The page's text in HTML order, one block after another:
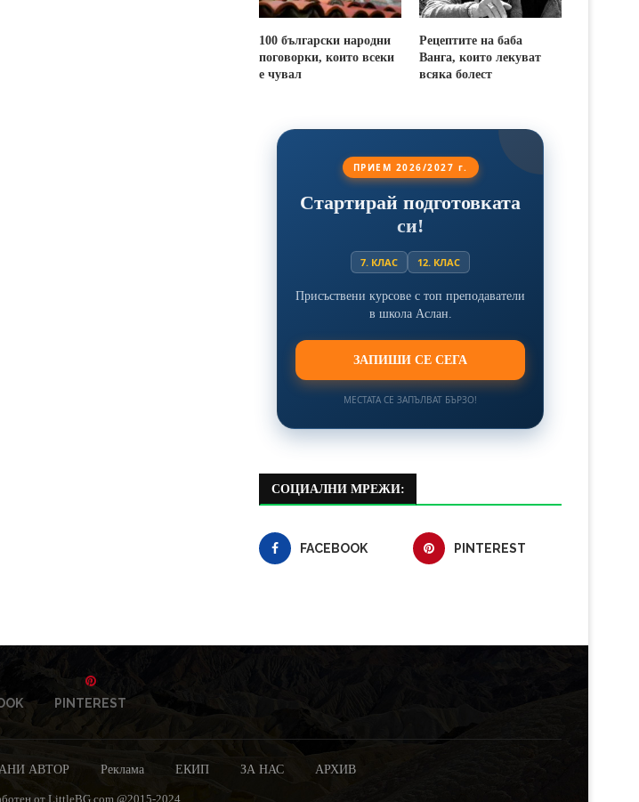
100 български народни
поговорки, които всеки
е чувал
Рецептите на баба
Ванга, които лекуват
всяка болест
ПРИЕМ 2026/2027 г.
Стартирай подготовката
си!
7. КЛАС 12. КЛАС
Присъствени курсове с топ преподаватели
в школа Аслан.
ЗАПИШИ СЕ СЕГА
МЕСТАТА СЕ ЗАПЪЛВАТ БЪРЗО!
СОЦИАЛНИ МРЕЖИ:
FACEBOOK PINTEREST
PINTEREST
АВТОР Реклама ЕКИП ЗА НАС АРХИВ
от LittleBG.com @2015-2024